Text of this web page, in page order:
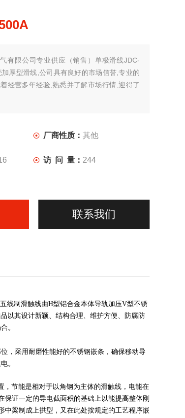
气有限公司专业供应（销售）单极滑线JDC-
厚型滑线,公司具有良好的市场信誉,专业的
经营多年经验,熟悉并了解市场行情,迎得了
厂商性质：其他
访 问 量： 244
联系我们
线制滑触线由H型铝合金本体导轨加压V型不锈
以其设计新颖、结构合理、维护方便、防腐防
。
，采用耐磨性能好的不锈钢嵌条，确保移动导
。
节能是相对于以角钢为主体的滑触线，电能在
证一定的导电截面积的基础上以能提高整体刚
梁制成上拱型，又在此处按规定的工艺程序嵌